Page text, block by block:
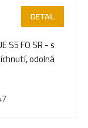
DETAIL
S5 FO SR - s
odolná